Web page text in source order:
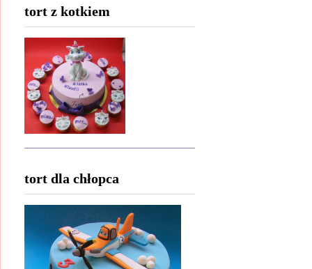
tort z kotkiem
tort dla chłopca